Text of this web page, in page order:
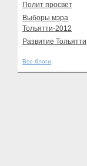
Полит просвет
Выборы мэра
Тольятти-2012
Развитие Тольятти
Все блоги